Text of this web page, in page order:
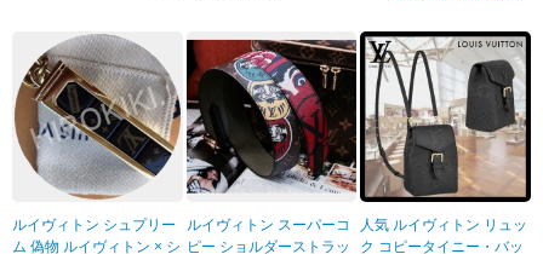
ルイヴィトン シュプリー
ム 偽物 ルイヴィトン × シ
ルイヴィトン スーパーコ
ピー ショルダーストラッ
人気 ルイヴィトン リュッ
ク コピータイニー・バッ